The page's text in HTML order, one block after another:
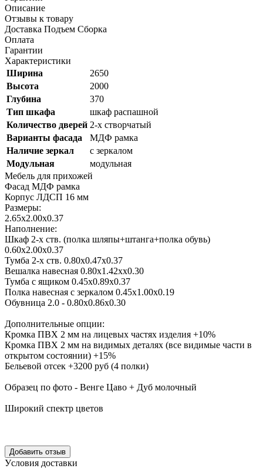
Описание
Отзывы к товару
Доставка Подъем Сборка
Оплата
Гарантии
Характеристики
Ширина
2650
Высота
2000
Глубина
370
Тип шкафа
шкаф распашной
Количество дверей 2-х створчатый
Варианты фасада
МДФ рамка
Наличие зеркал
с зеркалом
Модульная
модульная
Мебель для прихожей
Фасад МДФ рамка
Корпус ЛДСП 16 мм
Размеры:
2.65х2.00х0.37
Наполнение:
Шкаф 2-х ств. (полка шляпы+штанга+полка обувь)
0.60х2.00х0.37
Тумба 2-х ств. 0.80х0.47х0.37
Вешалка навесная 0.80х1.42хх0.30
Тумба с ящиком 0.45х0.89х0.37
Полка навесная с зеркалом 0.45х1.00х0.19
Обувница 2.0 - 0.80х0.86х0.30
Дополнительные опции:
Кромка ПВХ 2 мм на лицевых частях изделия +10%
Кромка ПВХ 2 мм на видимых деталях (все видимые части в
открытом состоянии) +15%
Бельевой отсек +3200 руб (4 полки)
Образец по фото - Венге Цаво + Дуб молочный
Широкий спектр цветов
Уcловия доcтавки